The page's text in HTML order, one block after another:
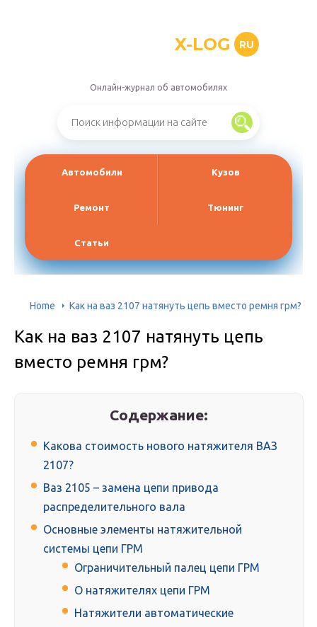
X-LOG RU
Онлайн-журнал об автомобилях
Автомобили Кузов
Ремонт Тюнинг
Статьи
Home Как на ваз 2107 натянуть цепь вместо ремня грм?
Как на ваз 2107 натянуть цепь
вместо ремня грм?
Содержание:
Какова стоимость нового натяжителя ВАЗ
2107?
Ваз 2105 – замена цепи привода
распределительного вала
Основные элементы натяжительной
системы цепи ГРМ
Ограничительный палец цепи ГРМ
О натяжителях цепи ГРМ
Натяжители автоматические